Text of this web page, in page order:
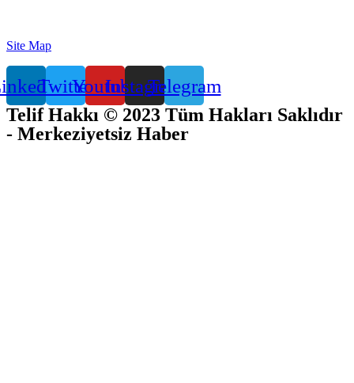
Site Map
TwitterYoutubeInstagramTelegram
Telif Hakkı © 2023 Tüm Hakları Saklıdır
- Merkeziyetsiz Haber